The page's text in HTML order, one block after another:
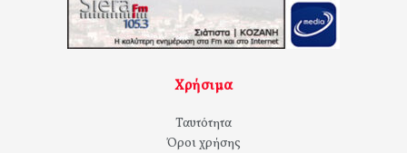
Χρήσιμα
Ταυτότητα
Όροι χρήσης